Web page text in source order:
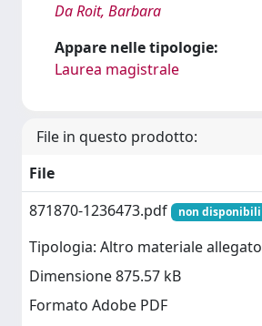
Da Roit, Barbara
Appare nelle tipologie:
Laurea magistrale
File in questo prodotto:
File
871870-1236473.pdf
non disponibili
Tipologia: Altro materiale allegato
Dimensione 875.57 kB
Formato Adobe PDF